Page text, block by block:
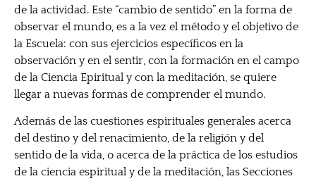
de la actividad. Este “cambio de sentido” en la forma de
observar el mundo, es a la vez el método y el objetivo de
la Escuela: con sus ejercicios específicos en la
observación y en el sentir, con la formación en el campo
de la Ciencia Epiritual y con la meditación, se quiere
llegar a nuevas formas de comprender el mundo.
Además de las cuestiones espirituales generales acerca
del destino y del renacimiento, de la religión y del
sentido de la vida, o acerca de la práctica de los estudios
de la ciencia espiritual y de la meditación, las Secciones